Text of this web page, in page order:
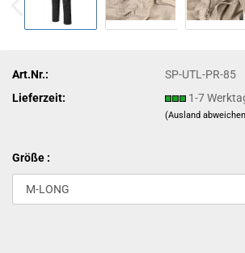
Art.Nr.:
SP-UTL-PR-85
Lieferzeit:
1-7
(Ausland
Größe :